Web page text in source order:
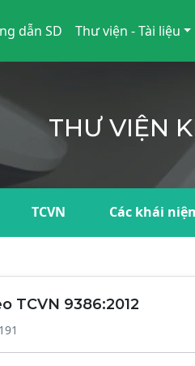
dẫn SD Thư viện - Tài liệu
THƯ VIỆN
TCVN Các khái
TCVN 9386:2012